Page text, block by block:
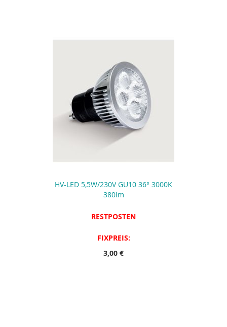
HV-LED 5,5W/230V GU10 36° 3000K
380lm
RESTPOSTEN
FIXPREIS:
3,00 €